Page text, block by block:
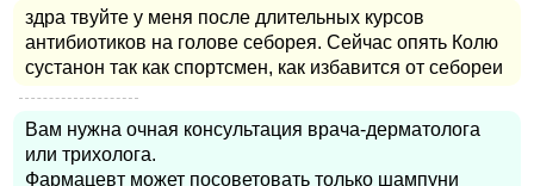
здра твуйте у меня после длительных курсов
антибиотиков на голове себорея. Сейчас опять Колю
сустанон так как спортсмен, как избавится от себореи
Вам нужна очная консультация врача-дерматолога
или трихолога.
Фармацевт может посоветовать только шампуни